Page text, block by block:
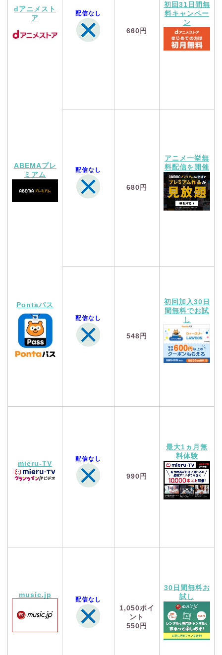
dアニメスト
ア
配信なし
660円
初回31日間無
料キャンペー
ン
ABEMAプレ
ミアム
配信なし
680円
アニメ一挙無
料配信を開催
Pontaパス
配信なし
548円
初回加入30日
間無料でお試
し
mieru-TV
配信なし
990円
最大1ヵ月無
料体験
music.jp
配信なし
1,050ポイ
ント
550円
30日間無料お
試し